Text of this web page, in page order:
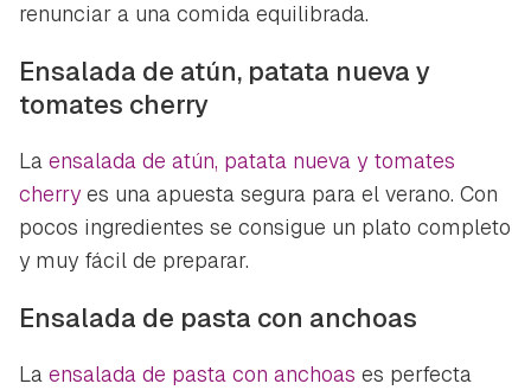
renunciar a una comida equilibrada.
Ensalada de atún, patata nueva y
tomates cherry
La ensalada de atún, patata nueva y tomates
cherry es una apuesta segura para el verano. Con
pocos ingredientes se consigue un plato completo
y muy fácil de preparar.
Ensalada de pasta con anchoas
La ensalada de pasta con anchoas es perfecta